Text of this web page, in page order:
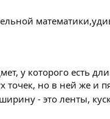
у которого есть
но в ней же и
- это ленты,